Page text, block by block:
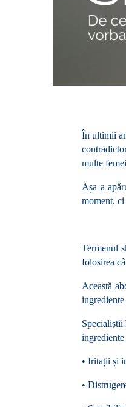
În ultimii
multe
Așa a
moment, ci
Termenul
folosirea
Această
ingrediente
Specialiștii
• Iritații și
•